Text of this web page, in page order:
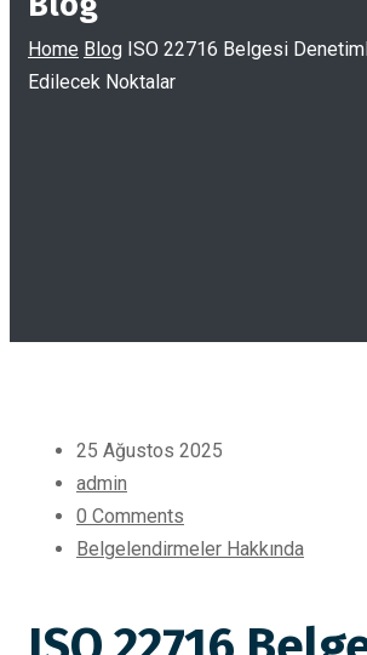
Home Blog ISO 22716 Belgesi
Edilecek Noktalar
25 Ağustos 2025
admin
0 Comments
Belgelendirmeler Hakkında